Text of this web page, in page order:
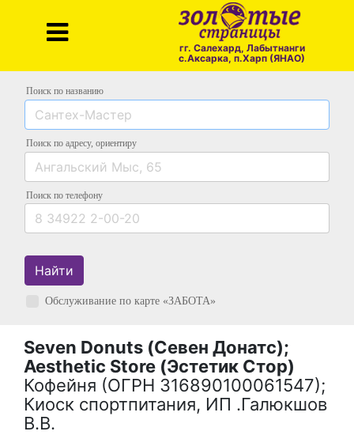
гг. Салехард, Лабытнанги
с.Аксарка, п.Харп (ЯНАО)
Поиск по названию
Поиск по адресу, ориентиру
Поиск по телефону
Найти
Обслуживание по карте «ЗАБОТА»
Seven Donuts (Севен Донатс);
Aesthetic Store (Эстетик Стор)
Кофейня (ОГРН 316890100061547);
Киоск спортпитания, ИП .Галюкшов
В.В.